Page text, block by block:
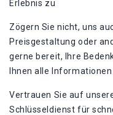
Erlebnis zu
Zögern Sie nicht, uns
Preisgestaltung oder
gerne bereit, Ihre
Ihnen alle
Vertrauen Sie auf
Schlüsseldienst für